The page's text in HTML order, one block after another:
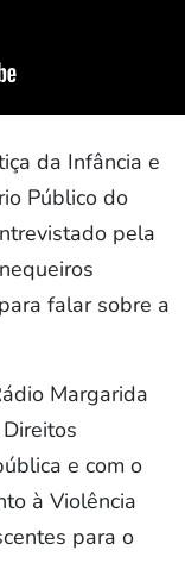
da Infância e
Público do
pela
falar sobre a
Margarida
e com o
à Violência
para o